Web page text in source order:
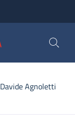
Davide Agnoletti